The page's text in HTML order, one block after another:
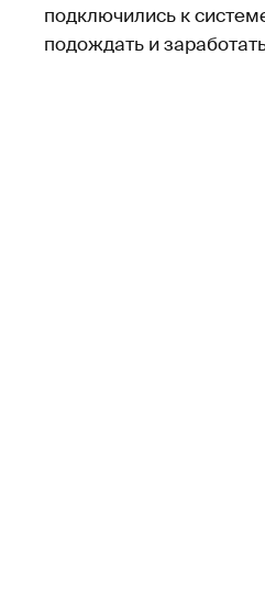
подключились к
подождать и